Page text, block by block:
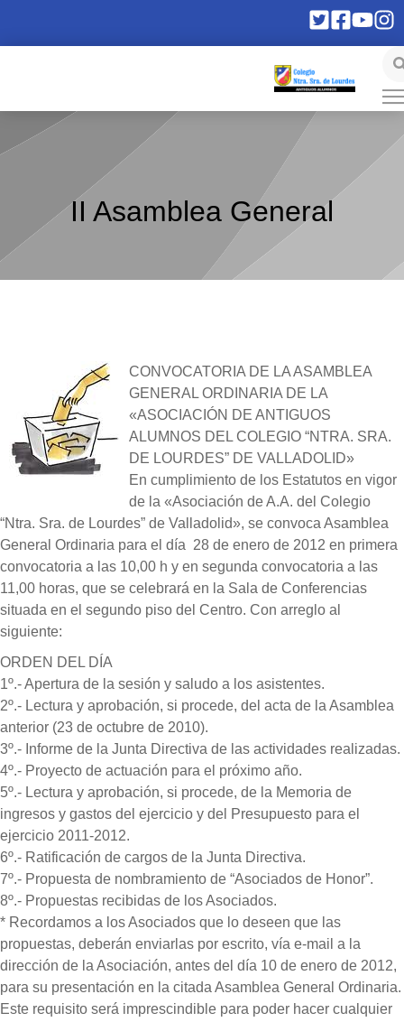
II Asamblea General
CONVOCATORIA DE LA ASAMBLEA
GENERAL ORDINARIA DE LA
«ASOCIACIÓN DE ANTIGUOS
ALUMNOS DEL COLEGIO “NTRA. SRA.
DE LOURDES” DE VALLADOLID»
En cumplimiento de los Estatutos en vigor
de la «Asociación de A.A. del Colegio
“Ntra. Sra. de Lourdes” de Valladolid», se convoca Asamblea
General Ordinaria para el día 28 de enero de 2012 en primera
convocatoria a las 10,00 h y en segunda convocatoria a las
11,00 horas, que se celebrará en la Sala de Conferencias
situada en el segundo piso del Centro. Con arreglo al
siguiente:
ORDEN DEL DÍA
1º.- Apertura de la sesión y saludo a los asistentes.
2º.- Lectura y aprobación, si procede, del acta de la Asamblea
anterior (23 de octubre de 2010).
3º.- Informe de la Junta Directiva de las actividades realizadas.
4º.- Proyecto de actuación para el próximo año.
5º.- Lectura y aprobación, si procede, de la Memoria de
ingresos y gastos del ejercicio y del Presupuesto para el
ejercicio 2011-2012.
6º.- Ratificación de cargos de la Junta Directiva.
7º.- Propuesta de nombramiento de “Asociados de Honor”.
8º.- Propuestas recibidas de los Asociados.
* Recordamos a los Asociados que lo deseen que las
propuestas, deberán enviarlas por escrito, vía e-mail a la
dirección de la Asociación, antes del día 10 de enero de 2012,
para su presentación en la citada Asamblea General Ordinaria.
Este requisito será imprescindible para poder hacer cualquier